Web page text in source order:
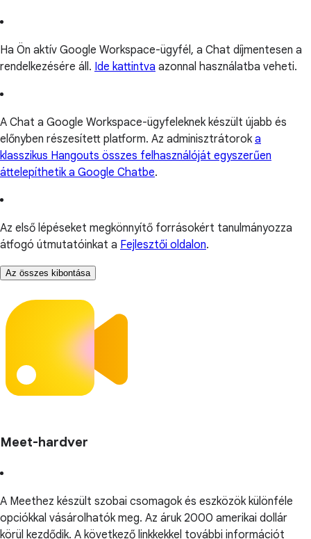
Ha Ön aktív Google Workspace-ügyfél, a Chat díjmentesen a
rendelkezésére áll. Ide kattintva azonnal használatba veheti.
A Chat a Google Workspace-ügyfeleknek készült újabb és
előnyben részesített platform. Az adminisztrátorok a
klasszikus Hangouts összes felhasználóját egyszerűen
áttelepíthetik a Google Chatbe.
Az első lépéseket megkönnyítő forrásokért tanulmányozza
átfogó útmutatóinkat a Fejlesztői oldalon.
Az összes kibontása
Meet-hardver
A Meethez készült szobai csomagok és eszközök különféle
opciókkal vásárolhatók meg. Az áruk 2000 amerikai dollár
körül kezdődik. A következő linkkekkel további információt